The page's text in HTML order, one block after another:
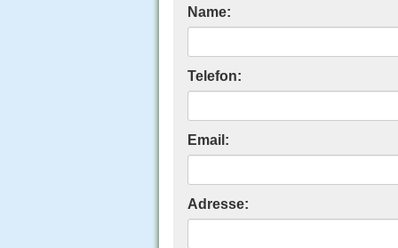
Name:
Telefon:
Email:
Adresse: